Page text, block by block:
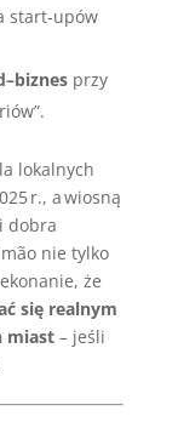
start‑upów
przy
lokalnych
r., a wiosną
dobra
nie tylko
że
się realnym
miast– jeśli